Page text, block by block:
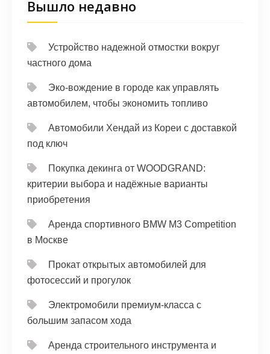
Вышло недавно
Устройство надежной отмостки вокруг
частного дома
Эко-вождение в городе как управлять
автомобилем, чтобы экономить топливо
Автомобили Хендай из Кореи с доставкой
под ключ
Покупка декинга от WOODGRAND:
критерии выбора и надёжные варианты
приобретения
Аренда спортивного BMW M3 Competition
в Москве
Прокат открытых автомобилей для
фотосессий и прогулок
Электромобили премиум-класса с
большим запасом хода
Аренда строительного инструмента и